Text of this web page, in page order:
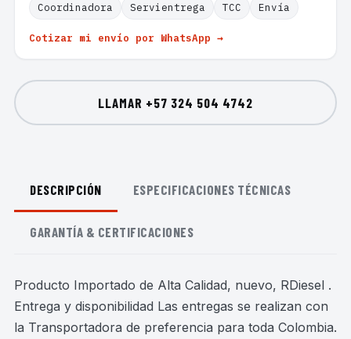
Coordinadora Servientrega TCC Envía
Cotizar mi envío por WhatsApp →
LLAMAR +57 324 504 4742
DESCRIPCIÓN ESPECIFICACIONES TÉCNICAS
GARANTÍA & CERTIFICACIONES
Producto Importado de Alta Calidad, nuevo, RDiesel .
Entrega y disponibilidad Las entregas se realizan con
la Transportadora de preferencia para toda Colombia.